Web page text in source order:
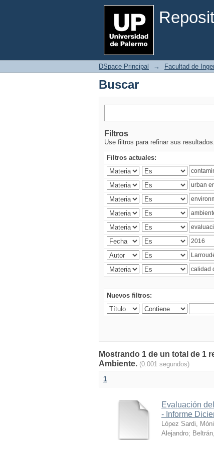
Buscar
DSpace Principal → Facultad de
Buscar
Filtros
Use filtros para refinar sus resultados.
Filtros actuales:
Nuevos filtros:
Mostrando 1 de un total de 1
Ambiente. (0.001 segundos)
1
Evaluación
- Informe
López Sardi,
Alejandro;